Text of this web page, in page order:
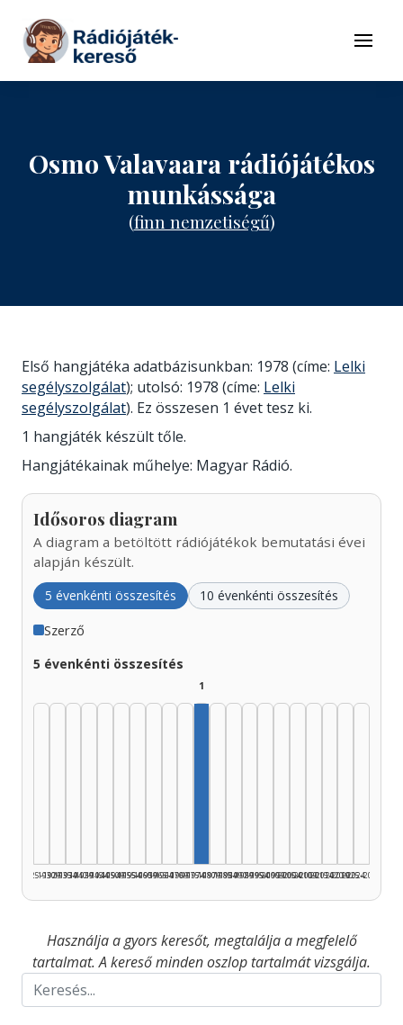
Tovább a tartalomhoz
Menü
Osmo Valavaara rádiójátékos
munkássága
(finn nemzetiségű)
Első hangjátéka adatbázisunkban: 1978 (címe: Lelki
segélyszolgálat); utolsó: 1978 (címe: Lelki
segélyszolgálat). Ez összesen 1 évet tesz ki.
1 hangjáték készült tőle.
Hangjátékainak műhelye: Magyar Rádió.
Idősoros diagram
A diagram a betöltött rádiójátékok bemutatási évei
alapján készült.
5 évenkénti összesítés 10 évenkénti összesítés
Szerző
5 évenkénti összesítés
1925–1929
1930–1934
1935–1939
1940–1944
1945–1949
1950–1954
1955–1959
1960–1964
1965–1969
1970–1974
1
1975–1979
1980–1984
1985–1989
1990–1994
1995–1999
2000–2004
2005–2009
2010–2014
2015–2019
2020–2024
2025–2026
Használja a gyors keresőt, megtalálja a megfelelő
tartalmat. A kereső minden oszlop tartalmát vizsgálja.